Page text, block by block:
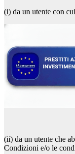
(i) da un utente con
(ii) da un utente che
Condizioni e/o le